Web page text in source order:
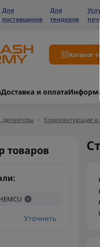
Для
поставщиков
Для
тендеров
Каталог
Доставка и оплата
Комплектующие и
товаров
Уточнить